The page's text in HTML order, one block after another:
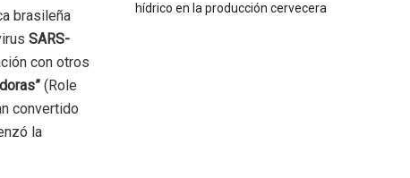
brasileña
SARS-
con otros
(Role
convertido
la
hídrico en la producción cervecera